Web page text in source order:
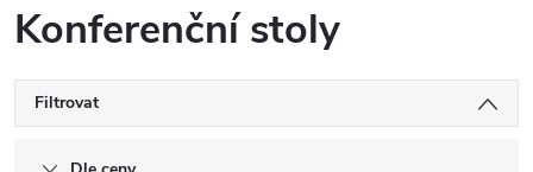
Konferenční stoly
Filtrovat